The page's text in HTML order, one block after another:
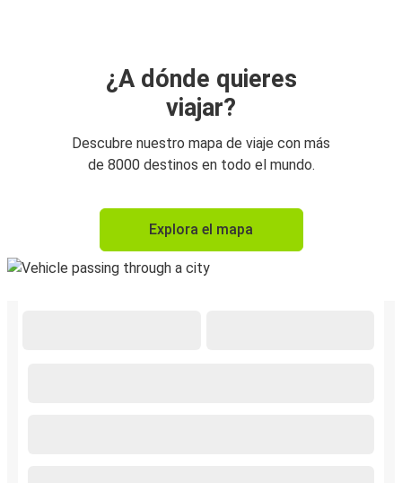
¿A dónde quieres
viajar?
Descubre nuestro mapa de viaje con más
de 8000 destinos en todo el mundo.
Explora el mapa